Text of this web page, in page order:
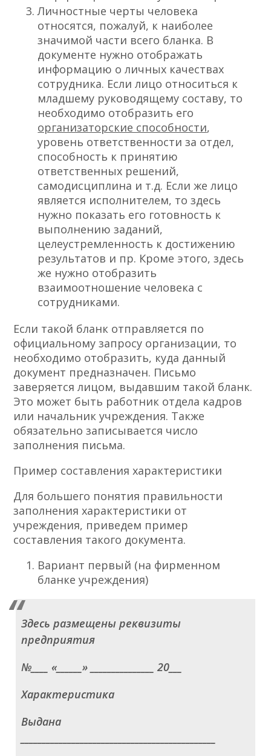
Личностные черты человека
относятся, пожалуй, к наиболее
значимой части всего бланка. В
документе нужно отображать
информацию о личных качествах
сотрудника. Если лицо относиться к
младшему руководящему составу, то
необходимо отобразить его
организаторские способности,
уровень ответственности за отдел,
способность к принятию
ответственных решений,
самодисциплина и т.д. Если же лицо
является исполнителем, то здесь
нужно показать его готовность к
выполнению заданий,
целеустремленность к достижению
результатов и пр. Кроме этого, здесь
же нужно отобразить
взаимоотношение человека с
сотрудниками.
Если такой бланк отправляется по
официальному запросу организации, то
необходимо отобразить, куда данный
документ предназначен. Письмо
заверяется лицом, выдавшим такой бланк.
Это может быть работник отдела кадров
или начальник учреждения. Также
обязательно записывается число
заполнения письма.
Пример составления характеристики
Для большего понятия правильности
заполнения характеристики от
учреждения, приведем пример
составления такого документа.
Вариант первый (на фирменном
бланке учреждения)
Здесь размещены реквизиты
предприятия
№____ «______» _______________ 20___
Характеристика
Выдана